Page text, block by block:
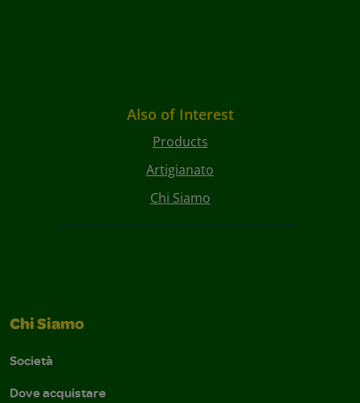
Also of Interest
Products
Artigianato
Chi Siamo
Chi Siamo
Società
Dove acquistare